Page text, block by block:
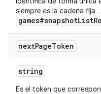
siempre es la cadena fija
nextPageToken
string
Es el token que